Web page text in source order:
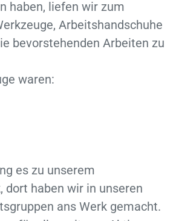
haben, liefen wir zum
Arbeitshandschuhe
bevorstehenden Arbeiten zu
waren:
es zu unserem
dort haben wir in unseren
ans Werk gemacht.